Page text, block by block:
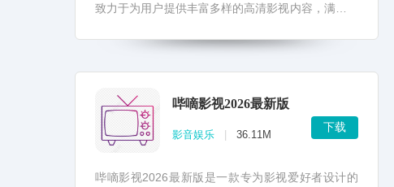
致力于为用户提供丰富多样的高清影视内容，满足不
哔嘀影视2026最新版
影音娱乐 36.11M
下载
哔嘀影视2026最新版是一款专为影视爱好者设计的